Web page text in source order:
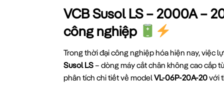
VCB Susol LS – 2000A –
công nghiệp
Trong thời đại công nghiệp hóa hiện nay, việc
Susol LS– dòng máy cắt chân không cao cấp
phân tích chi tiết về modelVL-06P-20A-20với